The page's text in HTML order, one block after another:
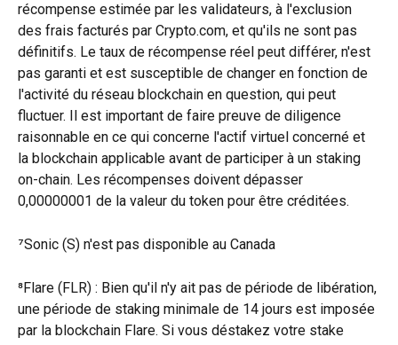
récompense estimée par les validateurs, à l'exclusion
des frais facturés par Crypto.com, et qu'ils ne sont pas
définitifs. Le taux de récompense réel peut différer, n'est
pas garanti et est susceptible de changer en fonction de
l'activité du réseau blockchain en question, qui peut
fluctuer. Il est important de faire preuve de diligence
raisonnable en ce qui concerne l'actif virtuel concerné et
la blockchain applicable avant de participer à un staking
on-chain. Les récompenses doivent dépasser
0,00000001 de la valeur du token pour être créditées.
⁷Sonic (S) n'est pas disponible au Canada
⁸Flare (FLR) : Bien qu'il n'y ait pas de période de libération,
une période de staking minimale de 14 jours est imposée
par la blockchain Flare. Si vous déstakez votre stake